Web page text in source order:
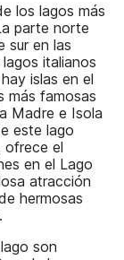
los lagos más
parte norte
sur en las
italianos
islas en el
más famosas
Madre e Isola
este lago
ofrece el
en el Lago
atracción
hermosas
son